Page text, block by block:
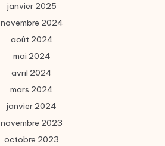
janvier 2025
novembre 2024
août 2024
mai 2024
avril 2024
mars 2024
janvier 2024
novembre 2023
octobre 2023